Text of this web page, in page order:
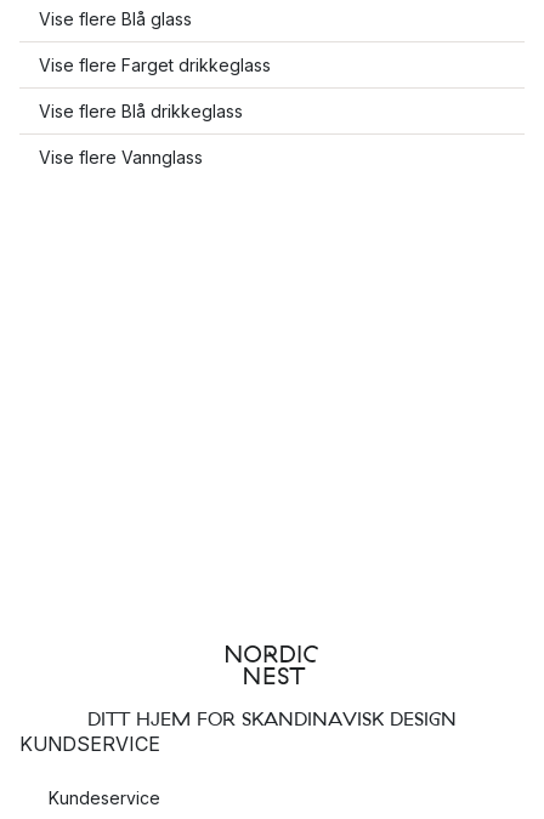
Vise flere Blå glass
Vise flere Farget drikkeglass
Vise flere Blå drikkeglass
Vise flere Vannglass
DITT HJEM FOR SKANDINAVISK DESIGN
KUNDSERVICE
Kundeservice